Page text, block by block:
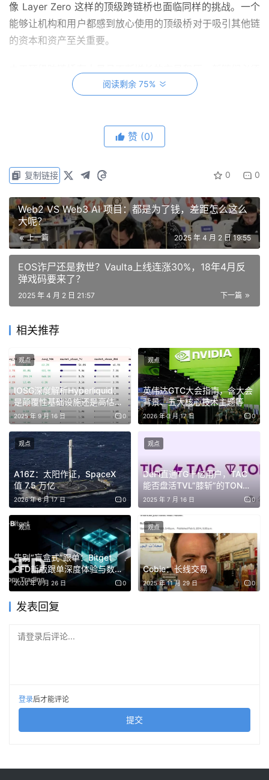
像 Layer Zero 这样的顶级跨链桥也面临同样的挑战。一个
能够让机构和用户都感到放心使用的顶级桥对于吸引其他链
的资本和资产至关重要。
使用较弱的替代方案或支付高昂费用以提高优先级。一些链
当谈到协议时，问题尤为严重。
一些顶级的新协议，如 ETHENA 和 Kamino，其 TVL 是许
多新链的 5 到 20 倍，但它们的估值却相形见绌。
这导致了对可用协议的投资不足，从而造成了巨大的短缺。
为了应对这一问题，公链的基金会被迫孵化业余团队，这些
团队通常只是复制现有的代码库，而不是构建强大、经过实
誉、投资者支持和 TVL。
安全性与稳定性：复制像 AAVE 这样的现有协议很容
易，但有效运行它并确保用户资金的安全需要经验和专
业知识。
货币市场危机
货币市场（Money Market)是任何顶级公链的命脉。然
而，将这些关键协议交给缺乏经验的团队托管，削弱了这些
链的可用性和信任度。
虽然任何人都可以使用 ChatGPT 来复制 AAVE 的代码，但
成功运行一个借贷协议需要深厚的风险管理知识。
许多这些复制版本的一个重大疏忽是缺乏外部风险管理者
（如 Chaos Labs），这些管理者对 AAVE 无与伦比的安全
记录至关重要。
仅仅复制代码而不实施相同的风险控制，会使这些协议注定
议遭到攻击。
此外，当公链的基金会必须自己资助协议开发时，这意味着
阅读剩余 75%
赞 (0)
0 0
复制链接
Web2 VS Web3 AI 项目：都是为了钱，差距怎么这么
大呢？
上一篇 2025 年 4 月 2 日 19:55
EOS诈尸还是救世？Vaulta上线连涨30%，18年4月反
弹戏码要来了？
下一篇
2025 年 4 月 2 日 21:57
相关推荐
IOSG深度解析Hyperliquid：
是颠覆性基础设施还是高估值
泡沫？
2025 年 9 月 16 日 0
观点
英伟达GTC大会指南，含大会
背景、五大核心技术主题等
2026 年 3 月 17 日 0
观点
A16Z：太阳作证，SpaceX
值 7.5 万亿
2026 年 6 月 17 日 0
观点
DeFi直通TG十亿用户，TAC
能否盘活TVL”膝斩”的TON生
态？
2025 年 7 月 16 日 0
观点
告别“盲盒式”跟单：Bitget
CFD新版跟单深度体验与数据
透视
2026 年 6 月 26 日 0
观点
Cobie：长线交易
2025 年 11 月 29 日 0
观点
发表回复
请登录后评论...
登录后才能评论
提交